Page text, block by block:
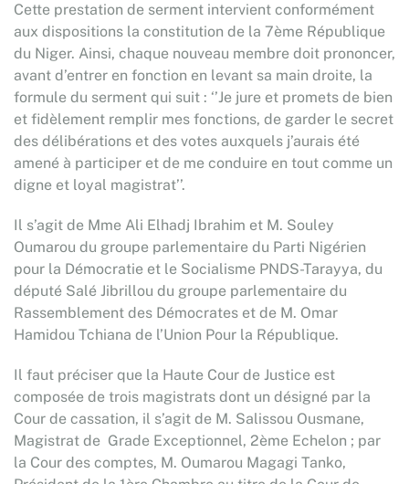
Cette prestation de serment intervient conformément
aux dispositions la constitution de la 7ème République
du Niger. Ainsi, chaque nouveau membre doit prononcer,
avant d’entrer en fonction en levant sa main droite, la
formule du serment qui suit : ‘’Je jure et promets de bien
et fidèlement remplir mes fonctions, de garder le secret
des délibérations et des votes auxquels j’aurais été
amené à participer et de me conduire en tout comme un
digne et loyal magistrat’’.
Il s’agit de Mme Ali Elhadj Ibrahim et M. Souley
Oumarou du groupe parlementaire du Parti Nigérien
pour la Démocratie et le Socialisme PNDS-Tarayya, du
député Salé Jibrillou du groupe parlementaire du
Rassemblement des Démocrates et de M. Omar
Hamidou Tchiana de l’Union Pour la République.
Il faut préciser que la Haute Cour de Justice est
composée de trois magistrats dont un désigné par la
Cour de cassation, il s’agit de M. Salissou Ousmane,
Magistrat de Grade Exceptionnel, 2ème Echelon ; par
la Cour des comptes, M. Oumarou Magagi Tanko,